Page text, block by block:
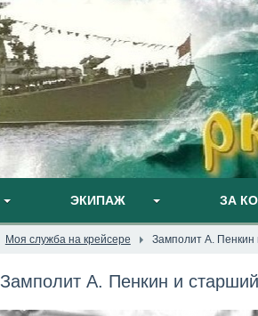
ЭКИПАЖ ЗА
Моя служба на крейсере Замполит А. Пенкин
Замполит А. Пенкин и